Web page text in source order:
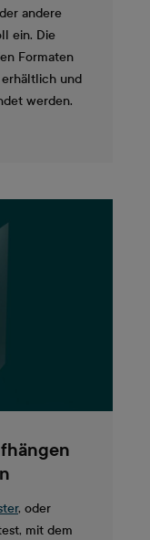
andere
ein. Die
Formaten
erhältlich und
werden.
, oder
mit dem